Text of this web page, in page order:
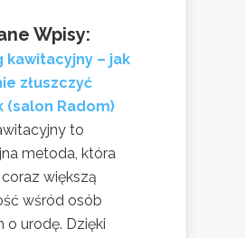
Wpisy:
kawitacyjny – jak
złuszczyć
(salon Radom)
to
metoda, która
większą
wśród osób
o urodę. Dzięki